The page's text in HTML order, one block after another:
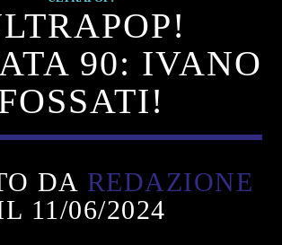
90: IVANO
DA REDAZIONE
11/06/2024